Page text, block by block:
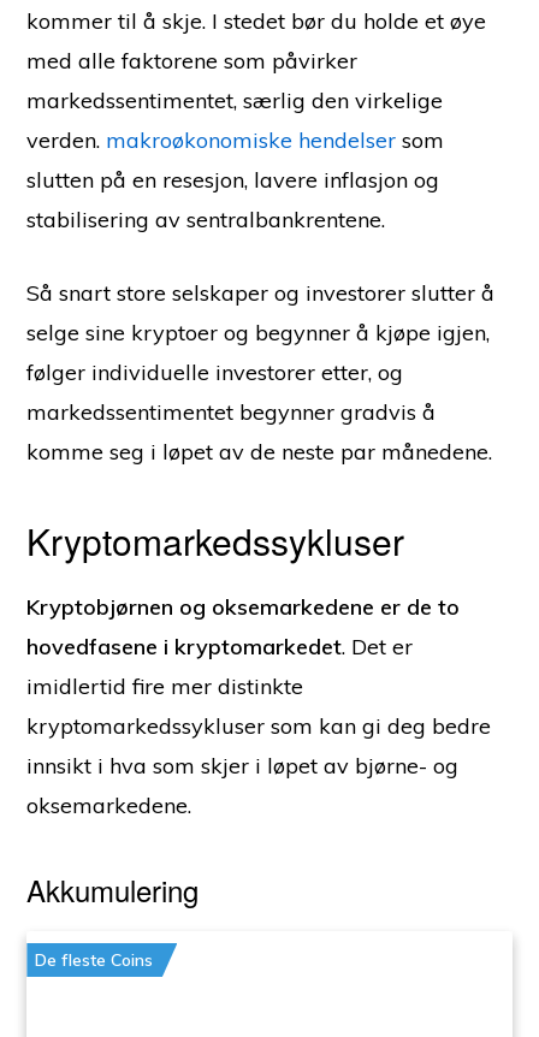
kommer til å skje. I stedet bør du holde et øye
med alle faktorene som påvirker
markedssentimentet, særlig den virkelige
verden. makroøkonomiske hendelser som
slutten på en resesjon, lavere inflasjon og
stabilisering av sentralbankrentene.
Så snart store selskaper og investorer slutter å
selge sine kryptoer og begynner å kjøpe igjen,
følger individuelle investorer etter, og
markedssentimentet begynner gradvis å
komme seg i løpet av de neste par månedene.
Kryptomarkedssykluser
Kryptobjørnen og oksemarkedene er de to
hovedfasene i kryptomarkedet. Det er
imidlertid fire mer distinkte
kryptomarkedssykluser som kan gi deg bedre
innsikt i hva som skjer i løpet av bjørne- og
oksemarkedene.
Akkumulering
De fleste Coins